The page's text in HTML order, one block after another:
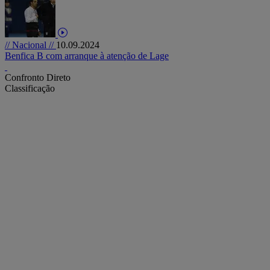
// Nacional // 10.09.2024
Benfica B com arranque à atenção de Lage
Confronto Direto
Classificação